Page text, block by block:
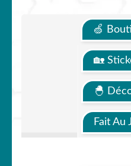
🍏
🏡
🐣
Fait